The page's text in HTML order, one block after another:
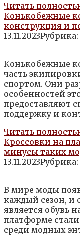
Читать
Конькобежные
конструкция и
13.11.2023Рубрика:
Конькобежные
часть
спортом. Они
особенностей
предоставляют
поддержку и
Читать
Кроссовки на
минусы таких
13.11.2023Рубрика:
В мире моды
каждый сезон, и
является обувь
платформе
среди модных